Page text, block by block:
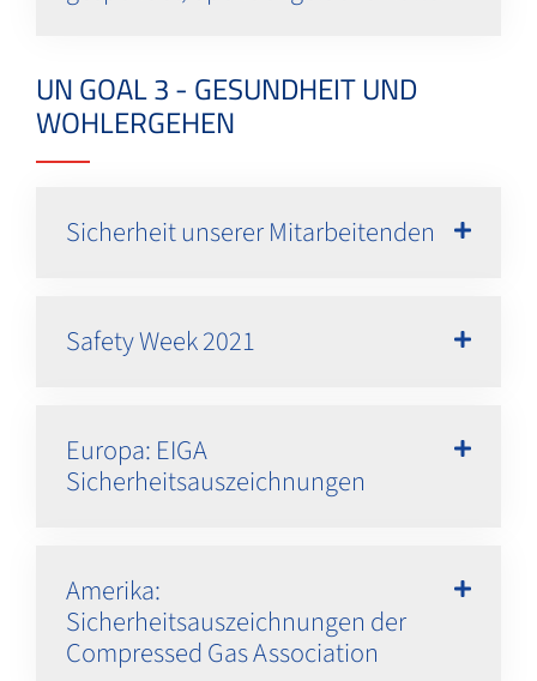
UN GOAL 3 - GESUNDHEIT UND
WOHLERGEHEN
Sicherheit unserer Mitarbeitenden
Safety Week 2021
Europa: EIGA
Sicherheitsauszeichnungen
Amerika:
Sicherheitsauszeichnungen der
Compressed Gas Association